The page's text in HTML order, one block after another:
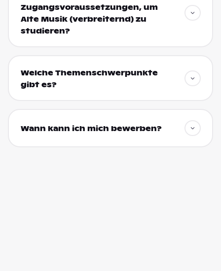
Zugangsvoraussetzungen, um
Alte Musik (verbreiternd) zu
studieren?
Welche Themenschwerpunkte
gibt es?
Wann kann ich mich bewerben?